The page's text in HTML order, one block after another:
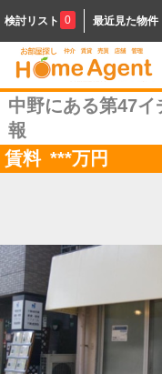
検討リスト 0 最近見た物件
中野にある第47
報
賃料 ***万円